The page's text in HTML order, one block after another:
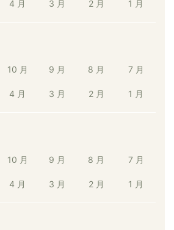
4 月 3 月 2 月 1 月
10 月 9 月 8 月 7 月
4 月 3 月 2 月 1 月
10 月 9 月 8 月 7 月
4 月 3 月 2 月 1 月